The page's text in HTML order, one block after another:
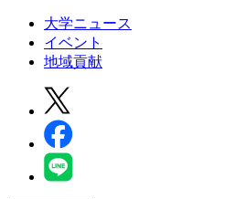
大学ニュース
イベント
地域貢献